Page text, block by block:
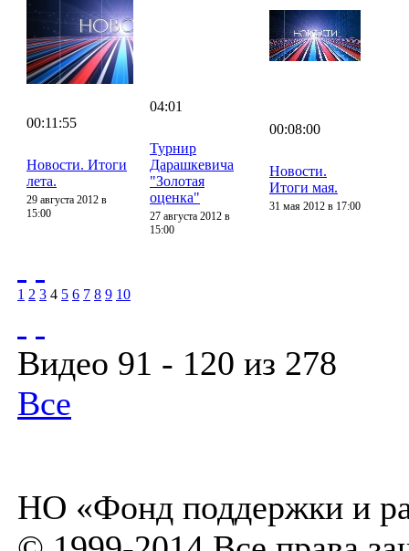
00:11:55
Новости. Итоги
лета.
29 августа 2012 в
15:00
04:01
Турнир
Дарашкевича
"Золотая
оценка"
27 августа 2012 в
15:00
00:08:00
Новости.
Итоги мая.
31 мая 2012 в 17:00
1 2 3 4 5 6 7 8 9 10
Видео 91 - 120 из 278
Все
НО «Фонд поддержки и